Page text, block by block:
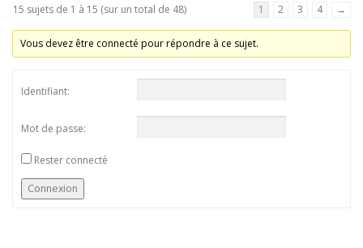
15 sujets de 1 à 15 (sur un total de 48) 1 2 3 4 →
Vous devez être connecté pour répondre à ce sujet.
Identifiant:
Mot de passe:
Rester connecté
Connexion